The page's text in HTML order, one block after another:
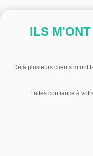
ILS
Déjà plusieurs clients m’ont
Faites confiance à